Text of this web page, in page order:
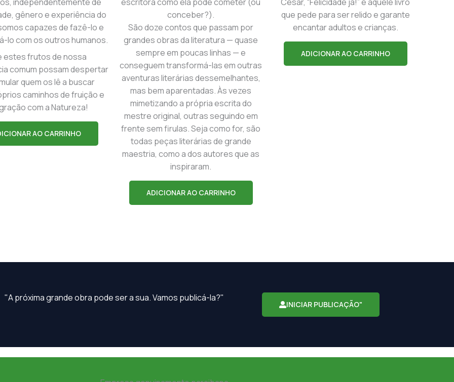
gênero e experiência do
capazes de fazê-lo e
lo com os outros humanos.
estes frutos de nossa
comum possam despertar
quem os lê a buscar
caminhos de fruição e
com a Natureza!
AO CARRINHO
conceber?).
São doze contos que passam por
grandes obras da literatura — quase
sempre em poucas linhas — e
conseguem transformá-las em outras
aventuras literárias dessemelhantes,
mas bem aparentadas. Às vezes
mimetizando a própria escrita do
mestre original, outras seguindo em
frente sem firulas. Seja como for, são
todas peças literárias de grande
maestria, como a dos autores que as
inspiraram.
ADICIONAR AO CARRINHO
que pede para ser relido e garante
encantar adultos e crianças.
ADICIONAR AO CARRINHO
"A próxima grande obra pode ser a sua. Vamos publicá-la?"
INICIAR PUBLICAÇÃO"